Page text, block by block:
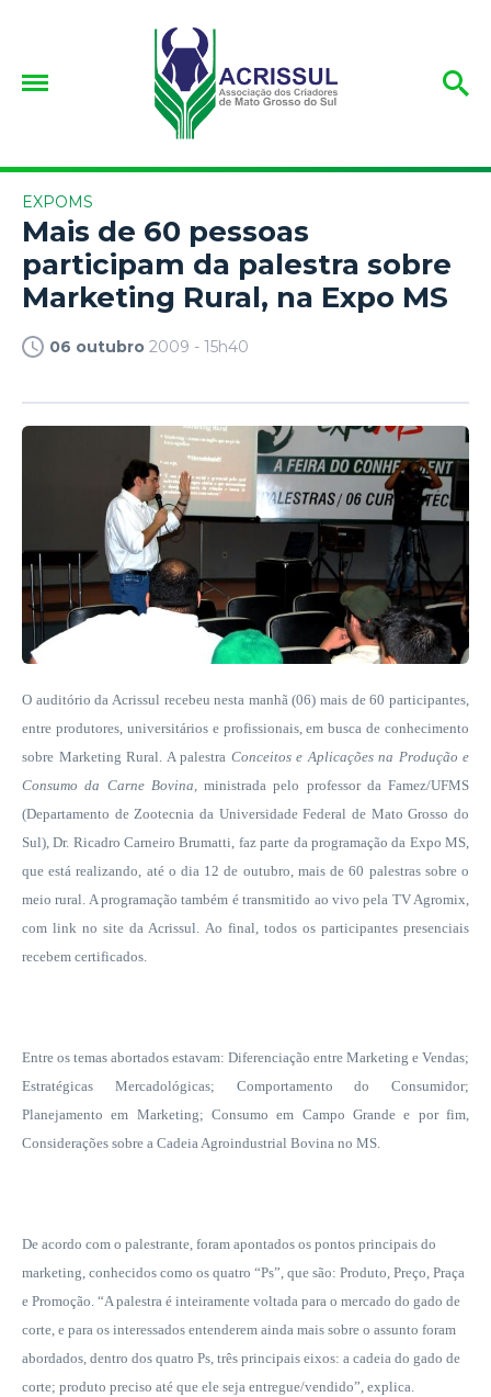
EXPOMS
Mais de 60 pessoas
participam da palestra sobre
Marketing Rural, na Expo MS
06 outubro 2009 - 15h40
O auditório da Acrissul recebeu nesta manhã (06) mais de 60 participantes,
entre produtores, universitários e profissionais, em busca de conhecimento
sobre Marketing Rural. A palestra Conceitos e Aplicações na Produção e
Consumo da Carne Bovina, ministrada pelo professor da Famez/UFMS
(Departamento de Zootecnia da Universidade Federal de Mato Grosso do
Sul), Dr. Ricadro Carneiro Brumatti, faz parte da programação da Expo MS,
que está realizando, até o dia 12 de outubro, mais de 60 palestras sobre o
meio rural. A programação também é transmitido ao vivo pela TV Agromix,
com link no site da Acrissul. Ao final, todos os participantes presenciais
recebem certificados.
Entre os temas abortados estavam: Diferenciação entre Marketing e Vendas;
Estratégicas Mercadológicas; Comportamento do Consumidor;
Planejamento em Marketing; Consumoem Campo Grande e por fim,
Considerações sobre a Cadeia Agroindustrial Bovina no MS.
De acordo com o palestrante, foram apontados os pontos principais do
marketing, conhecidos como os quatro “Ps”, que são: Produto, Preço, Praça
e Promoção. “A palestra é inteiramente voltada para o mercado do gado de
corte, e para os interessados entenderem ainda mais sobre o assunto foram
abordados, dentro dos quatro Ps, três principais eixos: a cadeia do gado de
corte; produto preciso até que ele seja entregue/vendido”, explica.